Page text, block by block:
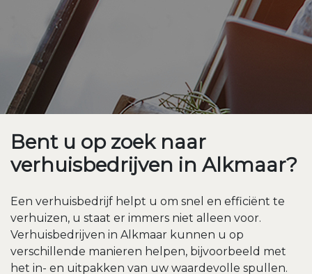
Bent u op zoek naar
verhuisbedrijven in Alkmaar?
Een verhuisbedrijf helpt u om snel en efficiënt te
verhuizen, u staat er immers niet alleen voor.
Verhuisbedrijven in Alkmaar kunnen u op
verschillende manieren helpen, bijvoorbeeld met
het in- en uitpakken van uw waardevolle spullen.